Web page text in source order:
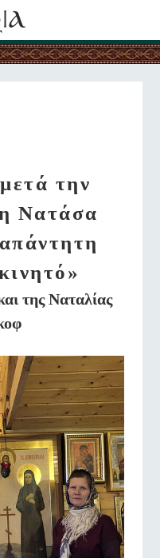
την
Νατάσα
της Ναταλίας